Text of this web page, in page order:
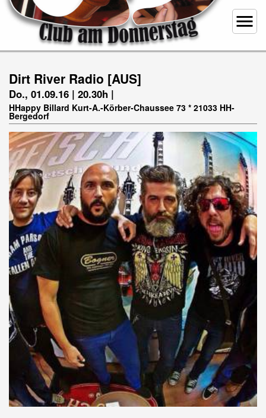
menu
Dirt River Radio [AUS]
Do., 01.09.16 | 20.30h |
HHappy Billard Kurt-A.-Körber-Chaussee 73 * 21033 HH-
Bergedorf